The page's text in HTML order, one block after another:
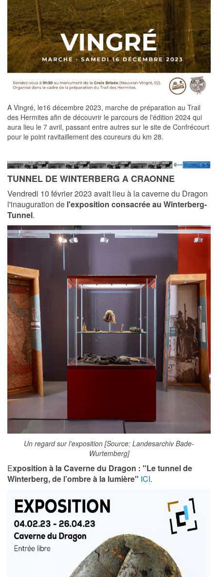
A Vingré, le16 décembre 2023, marche de préparation au Trail
des Hermites afin de découvrir le parcours de l'édition 2024 qui
aura lieu le 7 avril, passant entre autres sur le site de Confrécourt
pour le point ravitaillement des coureurs du km 28.
TUNNEL DE WINTERBERG A CRAONNE
Vendredi 10 février 2023 avait lieu à la caverne du Dragon
l'inauguration de l'exposition consacrée au Winterberg-
Tunnel.
Un regard sur l'exposition [Source: Landesarchiv Bade-
Wurtemberg]
Exposition à la Caverne du Dragon : "Le tunnel de
Winterberg, de l’ombre à la lumière" ICI.